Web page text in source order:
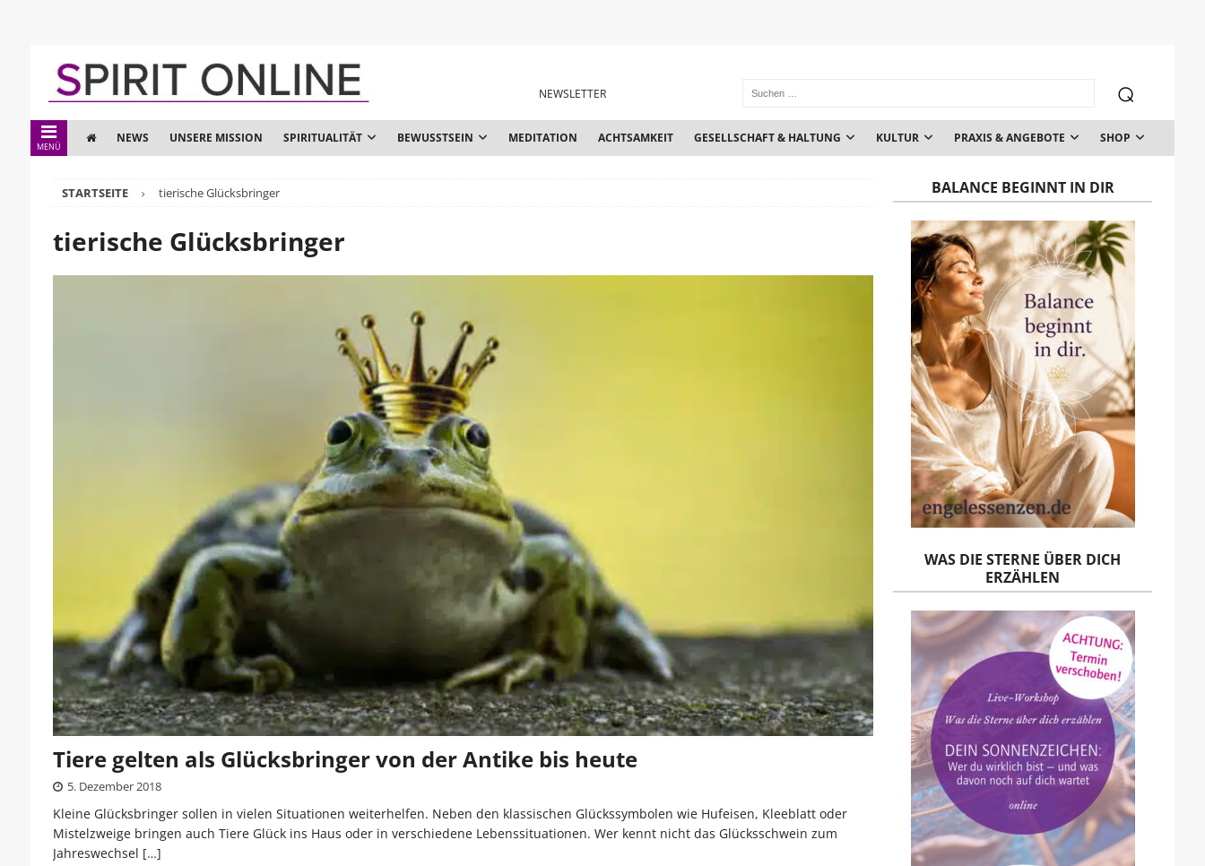
NEWSLETTER
MENÜ
NEWS UNSERE MISSION SPIRITUALITÄT BEWUSSTSEIN MEDITATION ACHTSAMKEIT GESELLSCHAFT & HALTUNG KULTUR PRAXIS & ANGEBOTE SHOP
STARTSEITE tierische Glücksbringer
tierische Glücksbringer
Tiere gelten als Glücksbringer von der Antike bis heute
5. Dezember 2018
Kleine Glücksbringer sollen in vielen Situationen weiterhelfen. Neben den klassischen Glückssymbolen wie Hufeisen, Kleeblatt oder
Mistelzweige bringen auch Tiere Glück ins Haus oder in verschiedene Lebenssituationen. Wer kennt nicht das Glücksschwein zum
Jahreswechsel […]
BALANCE BEGINNT IN DIR
WAS DIE STERNE ÜBER DICH
ERZÄHLEN